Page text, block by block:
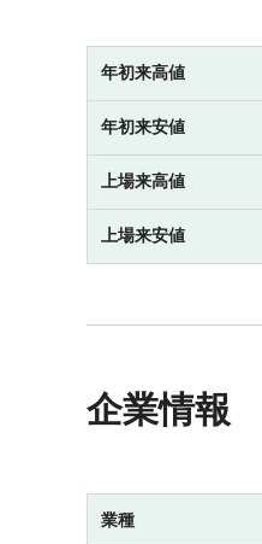
年初来高値
年初来安値
上場来高値
上場来安値
企業情報
業種